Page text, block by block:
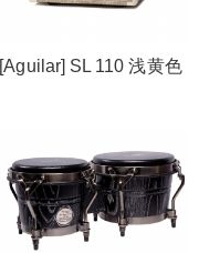
[Aguilar] SL 110 浅黄色